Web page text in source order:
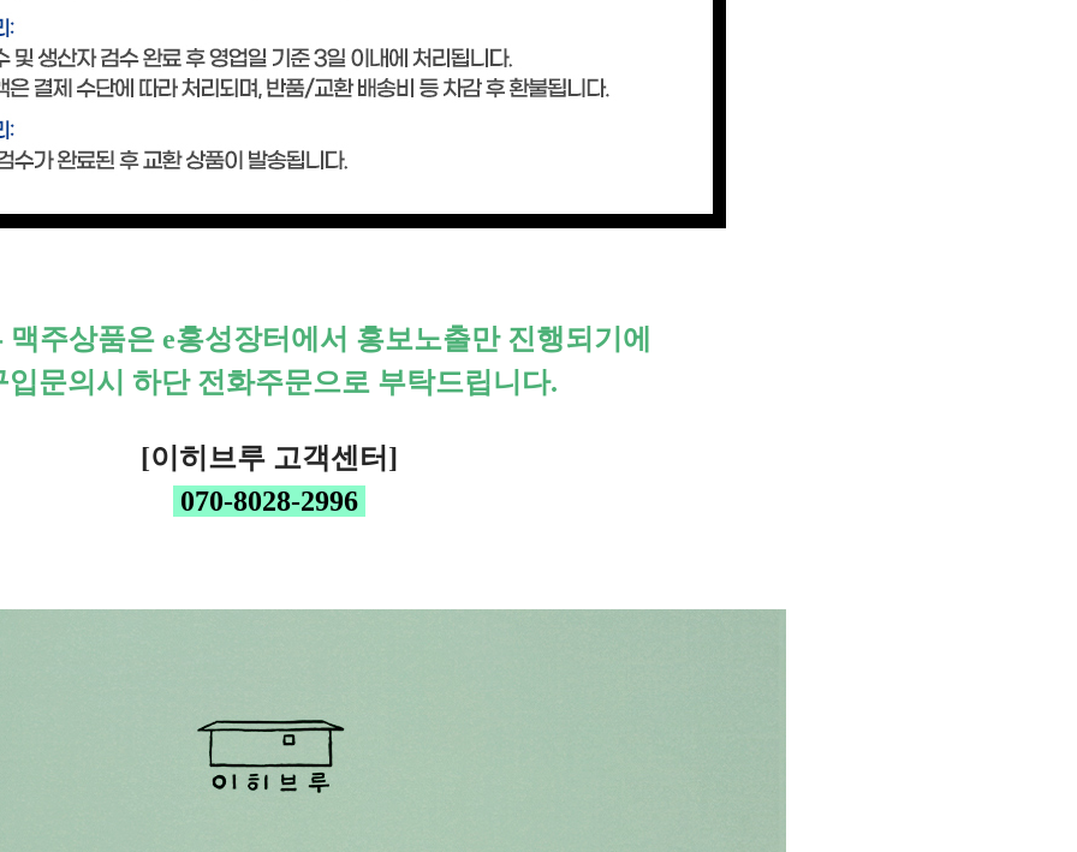
맥주상품은 e홍성장터에서 홍보노출만 진행되기에
입문의시 하단 전화주문으로 부탁드립니다.
[이히브루 고객센터]
070-8028-2996